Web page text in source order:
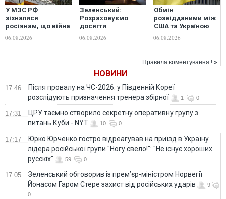
У МЗС РФ
зізналися
росіянам, що війна
триватиме довго
06.08.2026
Зеленський:
Розраховуємо
досягти
власній балістичній
06.08.2026
Обмін
розвідданими між
США та Україною
попереднього
06.08.2026
Правила коментування ! »
НОВИНИ
17:46
Після провалу на ЧС-2026: у Південній Кореї
розслідують призначення тренера збірної
1 0
17:31
ЦРУ таємно створило секретну оперативну групу з
питань Куби - NYT
10 0
17:17
Юрко Юрченко гостро відреагував на приїзд в Україну
лідера російської групи "Ногу свело!": "Не існує хороших
русскіх"
59 0
17:05
Зеленський обговорив із прем’єр-міністром Норвегії
Йонасом Гаром Стере захист від російських ударів
9
0